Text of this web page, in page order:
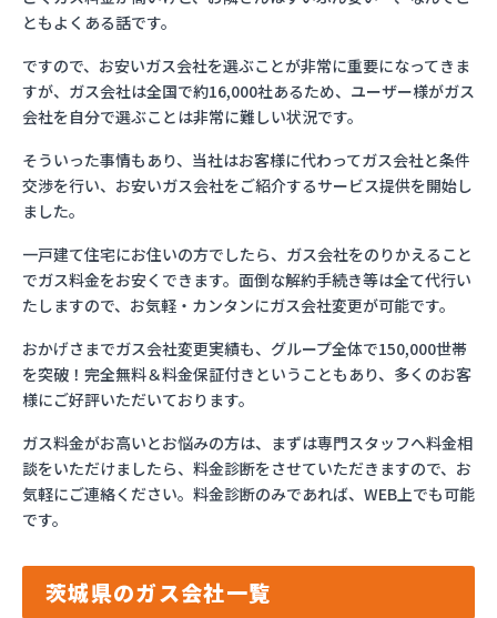
ともよくある話です。
ですので、お安いガス会社を選ぶことが非常に重要になってきま
すが、ガス会社は全国で約16,000社あるため、ユーザー様がガス
会社を自分で選ぶことは非常に難しい状況です。
そういった事情もあり、当社はお客様に代わってガス会社と条件
交渉を行い、お安いガス会社をご紹介するサービス提供を開始し
ました。
一戸建て住宅にお住いの方でしたら、ガス会社をのりかえること
でガス料金をお安くできます。面倒な解約手続き等は全て代行い
たしますので、お気軽・カンタンにガス会社変更が可能です。
おかげさまでガス会社変更実績も、グループ全体で150,000世帯
を突破！完全無料＆料金保証付きということもあり、多くのお客
様にご好評いただいております。
ガス料金がお高いとお悩みの方は、まずは専門スタッフへ料金相
談をいただけましたら、料金診断をさせていただきますので、お
気軽にご連絡ください。料金診断のみであれば、WEB上でも可能
です。
茨城県のガス会社一覧